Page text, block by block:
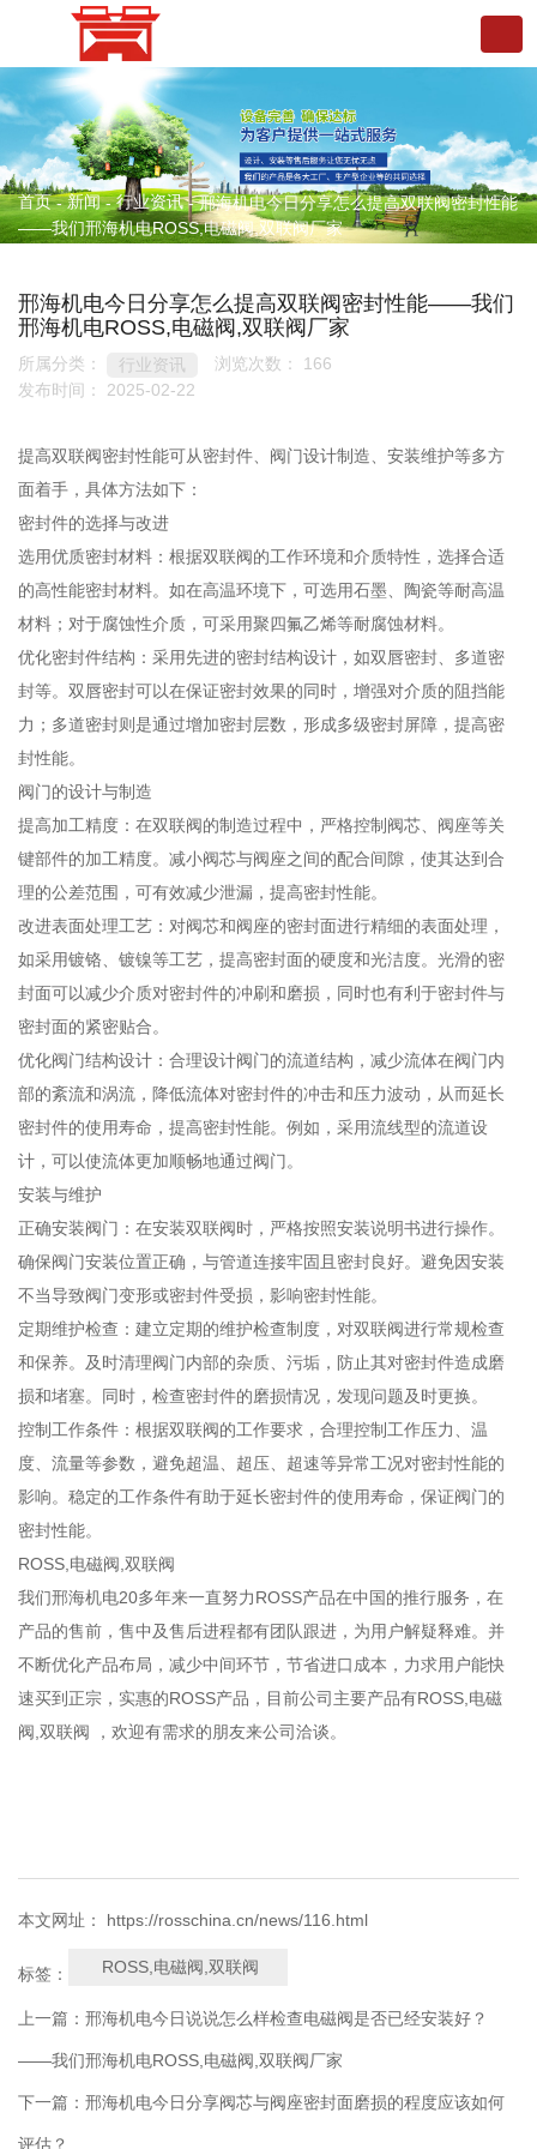
首页-新闻 -行业资讯 -邢海机电今日分享怎么提高双联阀密封性能
——我们邢海机电ROSS,电磁阀,双联阀厂家
邢海机电今日分享怎么提高双联阀密封性能——我们
邢海机电ROSS,电磁阀,双联阀厂家
所属分类： 行业资讯 浏览次数： 166
发布时间： 2025-02-22
提高双联阀密封性能可从密封件、阀门设计制造、安装维护等多方
面着手，具体方法如下：
密封件的选择与改进
选用优质密封材料：根据双联阀的工作环境和介质特性，选择合适
的高性能密封材料。如在高温环境下，可选用石墨、陶瓷等耐高温
材料；对于腐蚀性介质，可采用聚四氟乙烯等耐腐蚀材料。
优化密封件结构：采用先进的密封结构设计，如双唇密封、多道密
封等。双唇密封可以在保证密封效果的同时，增强对介质的阻挡能
力；多道密封则是通过增加密封层数，形成多级密封屏障，提高密
封性能。
阀门的设计与制造
提高加工精度：在双联阀的制造过程中，严格控制阀芯、阀座等关
键部件的加工精度。减小阀芯与阀座之间的配合间隙，使其达到合
理的公差范围，可有效减少泄漏，提高密封性能。
改进表面处理工艺：对阀芯和阀座的密封面进行精细的表面处理，
如采用镀铬、镀镍等工艺，提高密封面的硬度和光洁度。光滑的密
封面可以减少介质对密封件的冲刷和磨损，同时也有利于密封件与
密封面的紧密贴合。
优化阀门结构设计：合理设计阀门的流道结构，减少流体在阀门内
部的紊流和涡流，降低流体对密封件的冲击和压力波动，从而延长
密封件的使用寿命，提高密封性能。例如，采用流线型的流道设
计，可以使流体更加顺畅地通过阀门。
安装与维护
正确安装阀门：在安装双联阀时，严格按照安装说明书进行操作。
确保阀门安装位置正确，与管道连接牢固且密封良好。避免因安装
不当导致阀门变形或密封件受损，影响密封性能。
定期维护检查：建立定期的维护检查制度，对双联阀进行常规检查
和保养。及时清理阀门内部的杂质、污垢，防止其对密封件造成磨
损和堵塞。同时，检查密封件的磨损情况，发现问题及时更换。
控制工作条件：根据双联阀的工作要求，合理控制工作压力、温
度、流量等参数，避免超温、超压、超速等异常工况对密封性能的
影响。稳定的工作条件有助于延长密封件的使用寿命，保证阀门的
密封性能。
ROSS,电磁阀,双联阀
我们邢海机电20多年来一直努力ROSS产品在中国的推行服务，在
产品的售前，售中及售后进程都有团队跟进，为用户解疑释难。并
不断优化产品布局，减少中间环节，节省进口成本，力求用户能快
速买到正宗，实惠的ROSS产品，目前公司主要产品有ROSS,电磁
阀,双联阀 ，欢迎有需求的朋友来公司洽谈。
本文网址： https://rosschina.cn/news/116.html
标签： ROSS,电磁阀,双联阀
上一篇： 邢海机电今日说说怎么样检查电磁阀是否已经安装好？
——我们邢海机电ROSS,电磁阀,双联阀厂家
下一篇： 邢海机电今日分享阀芯与阀座密封面磨损的程度应该如何
评估？